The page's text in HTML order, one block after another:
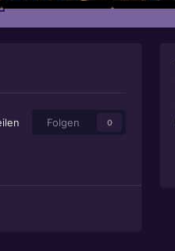
Folgen 0